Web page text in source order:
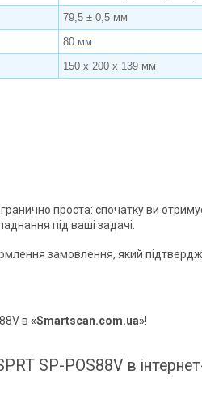
79,5 ± 0,5 мм
80 мм
150 х 200 х 139 мм
проста: спочатку ви
під ваші задачі.
замовлення, який
в «Smartscan.com.ua»!
SP-POS88V в